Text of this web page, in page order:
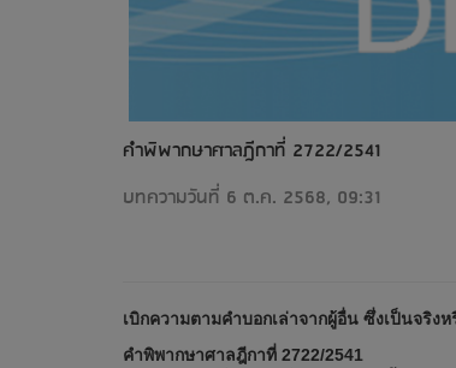
คำพิพากษาศาลฎีกาที่ 2722/2541
บทความวันที่ 6 ต.ค. 2568, 09:31
เบิกความตามคำบอกเล่าจากผู้อื่น ซึ่งเป็นจริง
คำพิพากษาศาลฎีกาที่ 2722/2541